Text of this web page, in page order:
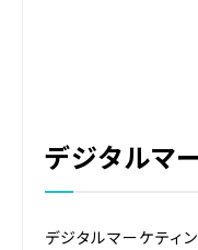
デジタルマ
デジタルマーケティ